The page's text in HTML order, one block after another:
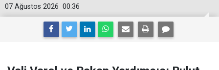
00:36
07 Ağustos 2026